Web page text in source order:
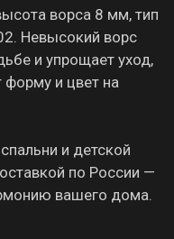
ворса 8 мм, тип
Невысокий ворс
и упрощает уход,
форму и цвет на
и детской
по России —
вашего дома.